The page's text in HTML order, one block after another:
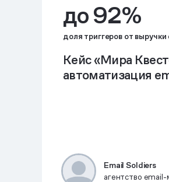
до 92%
доля триггеров от выручки
Кейс «Мира
автоматизация
Email Soldiers
агентство